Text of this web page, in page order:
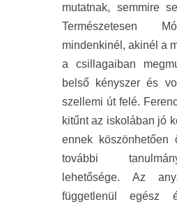
mutatnak, semmire
Természetesen
mindenkinél, akinél a
a csillagaiban
belső kényszer és
szellemi út felé.
kitűnt az iskolában jó
ennek köszönhetően
további
lehetősége. Az
függetlenül egész